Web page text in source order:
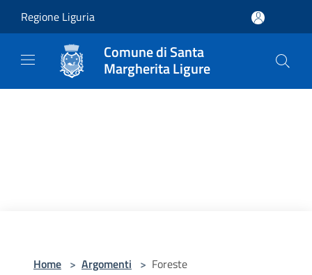
Regione Liguria
Comune di Santa
Margherita Ligure
Home > Argomenti > Foreste